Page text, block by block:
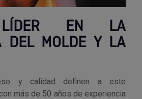
LÍDER EN LA
DEL MOLDE Y LA
y calidad definen a este
más de 50 años de experiencia